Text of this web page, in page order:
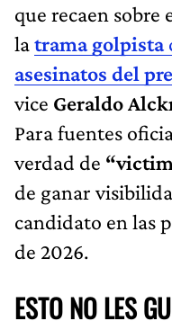
que recaen
latrama golpista
asesinatos del
vice Geraldo
Para fuentes
verdad de
de ganar
candidato en las
de 2026.
ESTO NO LES